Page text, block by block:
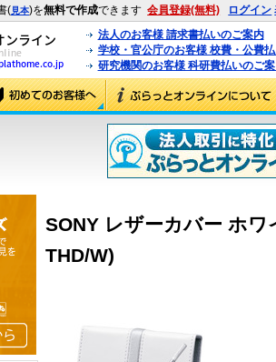
(見本)を無料で作成できます 会員登録(無料) ログイン
法人のお客様 請求書払いのご案内
学校・官公庁のお客様 校費・公費
研究機関のお客様 科研費払いのご
SONY レザーカバー ホ
THD/W)